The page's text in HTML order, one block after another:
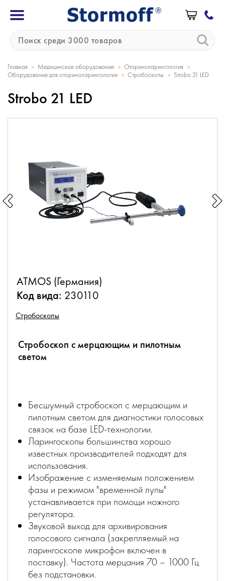
Главная » Медицинское оборудование » Оториноларингология »
Оборудование для оториноларингологии » Стробоскопы » Strobo 21 LED
Strobo 21 LED
ATMOS (Германия)
Код вида: 230110
Стробоскопы
Стробоскоп с мерцающим и пилотным
светом
Бесшумный стробоскоп с мерцающим и
пилотным светом для диагностики голосовых
связок на базе LED-технологии.
Ларингоскопы большинства хорошо
известных производителей подходят для
использования.
Изображение с изменяемым положением
фазы и режимом "временной лупы"
устанавливается при помощи ножного
регулятора.
Звуковой выход для архивирования
голосового сигнала (закрепляемый на
ларингоскопе микрофон включен в
поставку). Частота мерцания 70 – 1000 Гц
без подстановки.